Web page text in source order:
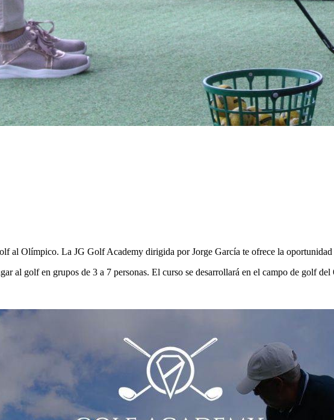
al Olímpico. La JG Golf Academy dirigida por Jorge García te ofrece la
al golf en grupos de 3 a 7 personas. El curso se desarrollará en el campo de golf